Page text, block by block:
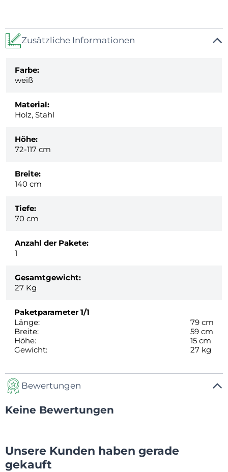
Zusätzliche Informationen
Farbe:
weiß
Material:
Holz, Stahl
Höhe:
72-117 cm
Breite:
140 cm
Tiefe:
70 cm
Anzahl der Pakete:
1
Gesamtgewicht:
27 Kg
Paketparameter1/1
Länge:
79 cm
Breite:
59 cm
Höhe:
15 cm
Gewicht:
27 kg
Bewertungen
Keine Bewertungen
Unsere Kunden haben gerade
gekauft